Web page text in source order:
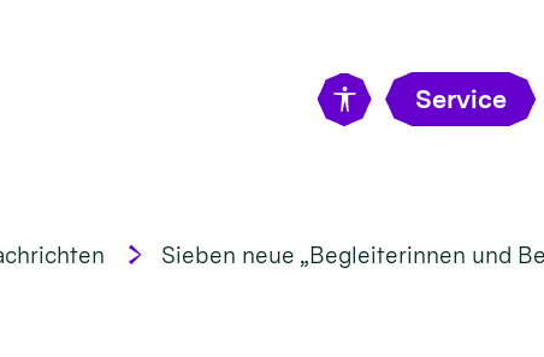
Service
Sieben neue „Begleiterinnen und